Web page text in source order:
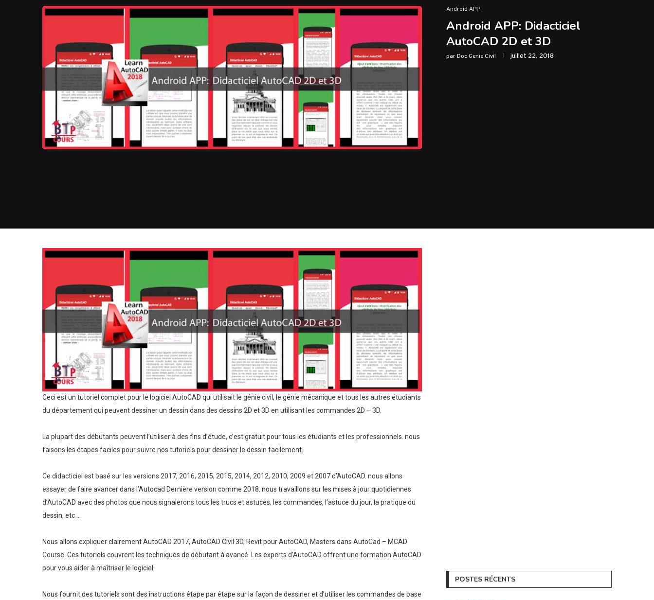
Android APP
Android APP: Didacticiel
AutoCAD 2D et 3D
parDoc Genie Civil juillet 22, 2018
Ceci est un tutoriel complet pour le logiciel AutoCAD qui utilisait le génie civil, le génie mécanique et tous les autres étudiants
du département qui peuvent dessiner un dessin dans des dessins 2D et 3D en utilisant les commandes 2D – 3D.
La plupart des débutants peuvent l’utiliser à des fins d’étude, c’est gratuit pour tous les étudiants et les professionnels. nous
faisons les étapes faciles pour suivre nos tutoriels pour dessiner le dessin facilement.
Ce didacticiel est basé sur les versions 2017, 2016, 2015, 2015, 2014, 2012, 2010, 2009 et 2007 d’AutoCAD. nous allons
essayer de faire avancer dans l’Autocad Dernière version comme 2018. nous travaillons sur les mises à jour quotidiennes
d’AutoCAD avec des photos que nous signalerons tous les trucs et astuces, les commandes, l’astuce du jour, la pratique du
dessin, etc …
Nous allons expliquer clairement AutoCAD 2017, AutoCAD Civil 3D, Revit pour AutoCAD, Masters dans AutoCad – MCAD
Course. Ces tutoriels couvrent les techniques de débutant à avancé. Les experts d’AutoCAD offrent une formation AutoCAD
pour vous aider à maîtriser le logiciel.
Nous fournit des tutoriels sont des instructions étape par étape sur la façon de dessiner et d’utiliser les commandes de base
POSTES RÉCENTS